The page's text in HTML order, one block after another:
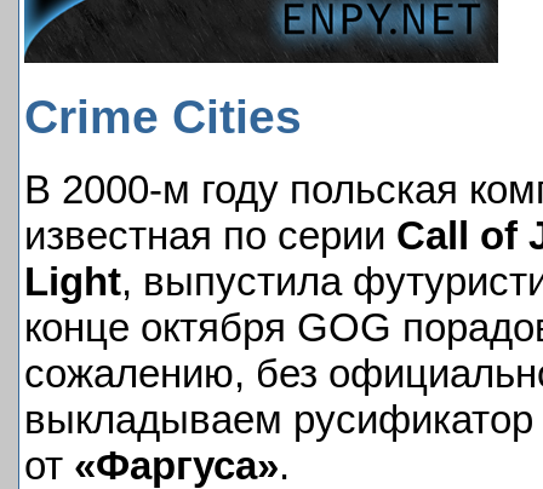
Crime Cities
В 2000-м году польская
известная по серии Call of
Light, выпустила
конце октября GOG
сожалению, без
выкладываем русификатор
от «Фаргуса».